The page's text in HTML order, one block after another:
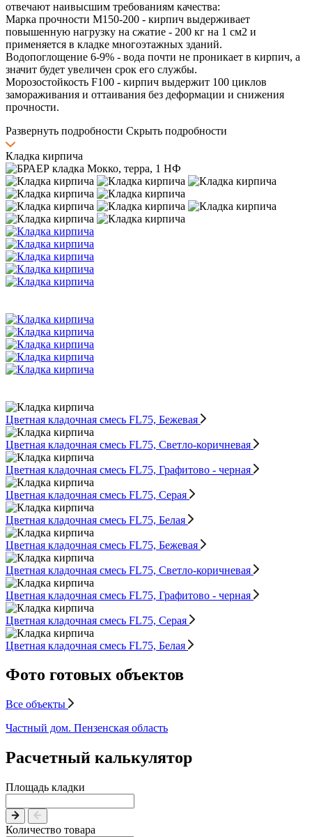
отвечают наивысшим требованиям качества:
Марка прочности М150-200 - кирпич выдерживает
повышенную нагрузку на сжатие - 200 кг на 1 см2 и
применяется в кладке многоэтажных зданий.
Водопоглощение 6-9% - вода почти не проникает в кирпич, а
значит будет увеличен срок его службы.
Морозостойкость F100 - кирпич выдержит 100 циклов
замораживания и оттаивания без деформации и снижения
прочности.
Развернуть подробности Скрыть подробности
Кладка кирпича
Цветная кладочная смесь FL75, Бежевая
Цветная кладочная смесь FL75, Светло-коричневая
Цветная кладочная смесь FL75, Графитово - черная
Цветная кладочная смесь FL75, Серая
Цветная кладочная смесь FL75, Белая
Цветная кладочная смесь FL75, Бежевая
Цветная кладочная смесь FL75, Светло-коричневая
Цветная кладочная смесь FL75, Графитово - черная
Цветная кладочная смесь FL75, Серая
Цветная кладочная смесь FL75, Белая
Фото готовых объектов
Все объекты
Частный дом. Пензенская область
Расчетный калькулятор
Площадь кладки
Количество товара